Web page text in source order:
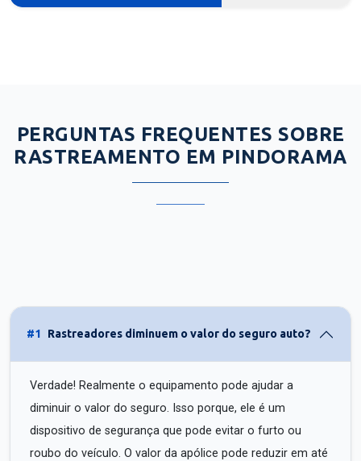
PERGUNTAS FREQUENTES SOBRE
RASTREAMENTO EM PINDORAMA
#1 Rastreadores diminuem o valor do seguro auto?
Verdade! Realmente o equipamento pode ajudar a
diminuir o valor do seguro. Isso porque, ele é um
dispositivo de segurança que pode evitar o furto ou
roubo do veículo. O valor da apólice pode reduzir em até